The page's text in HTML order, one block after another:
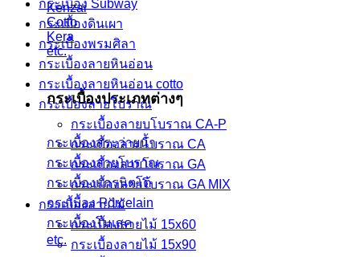
Kenzai
Cotto
Kera
etc.
กระเบื้องประเภทต่างๆ
กระเบื้องสระว่ายน้ำ
กระเบื้องลายโบราณ
กระเบื้องแกรนิตโต้
กระเบื้อง Porcelain
กระเบื้องโมเสค
etc.
กระเบื้อง Subway
กระเบื้องดินเผา
กระเบื้องพรมศิลา
กระเบื้องลายหินอ่อน
กระเบื้องลายหินอ่อน cotto
กระเบื้องลายโบราณ
กระเบื้องลายบโบราณ CA-P
กระเบื้องลายโบราณ CA
กระเบื้องลายโบราณ GA
กระเบื้องลายโบราณ GA MIX
กระเบื้องลายไม้
กระเบื้องลายไม้ 15x60
กระเบื้องลายไม้ 15x90